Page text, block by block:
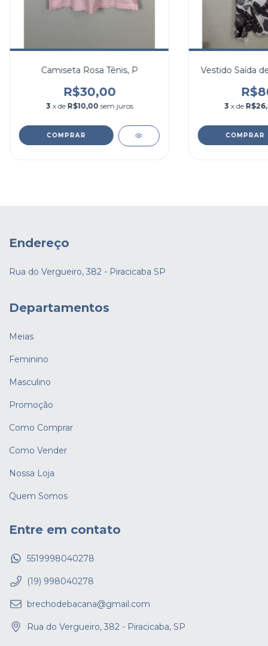
Camiseta Rosa Tênis, P
R$30,00
3 x de R$10,00 sem juros
COMPRAR
Vestido Saída
3 x de
COMPRAR
Endereço
Rua do Vergueiro, 382 - Piracicaba SP
Departamentos
Meias
Feminino
Masculino
Promoção
Como Comprar
Como Vender
Nossa Loja
Quem Somos
Entre em contato
5519998040278
(19) 998040278
brechodebacana@gmail.com
Rua do Vergueiro, 382 - Piracicaba, SP